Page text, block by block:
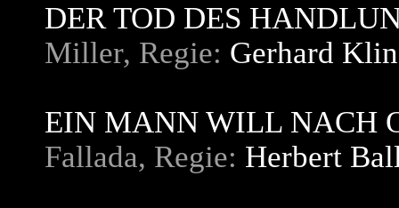
DER TOD DES
Miller, Regie: Gerhard
EIN MANN WILL NACH
Fallada, Regie: Herbert